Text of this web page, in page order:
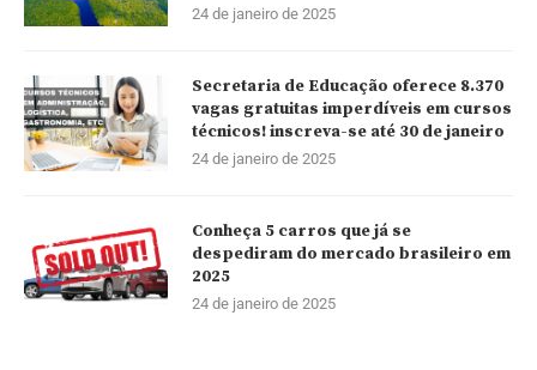
24 de janeiro de 2025
Secretaria de Educação oferece 8.370
vagas gratuitas imperdíveis em cursos
técnicos! inscreva-se até 30 de janeiro
24 de janeiro de 2025
Conheça 5 carros que já se
despediram do mercado brasileiro em
2025
24 de janeiro de 2025